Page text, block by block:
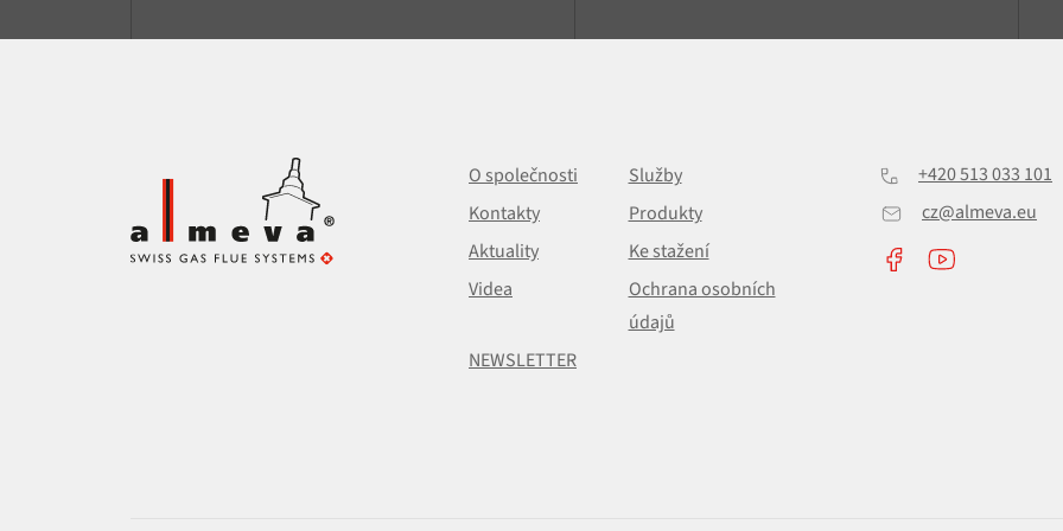
O společnosti
Služby
Kontakty
Produkty
Aktuality
Ke stažení
Videa
Ochrana osobních
údajů
NEWSLETTER
+420 513 033 101
cz@almeva.eu